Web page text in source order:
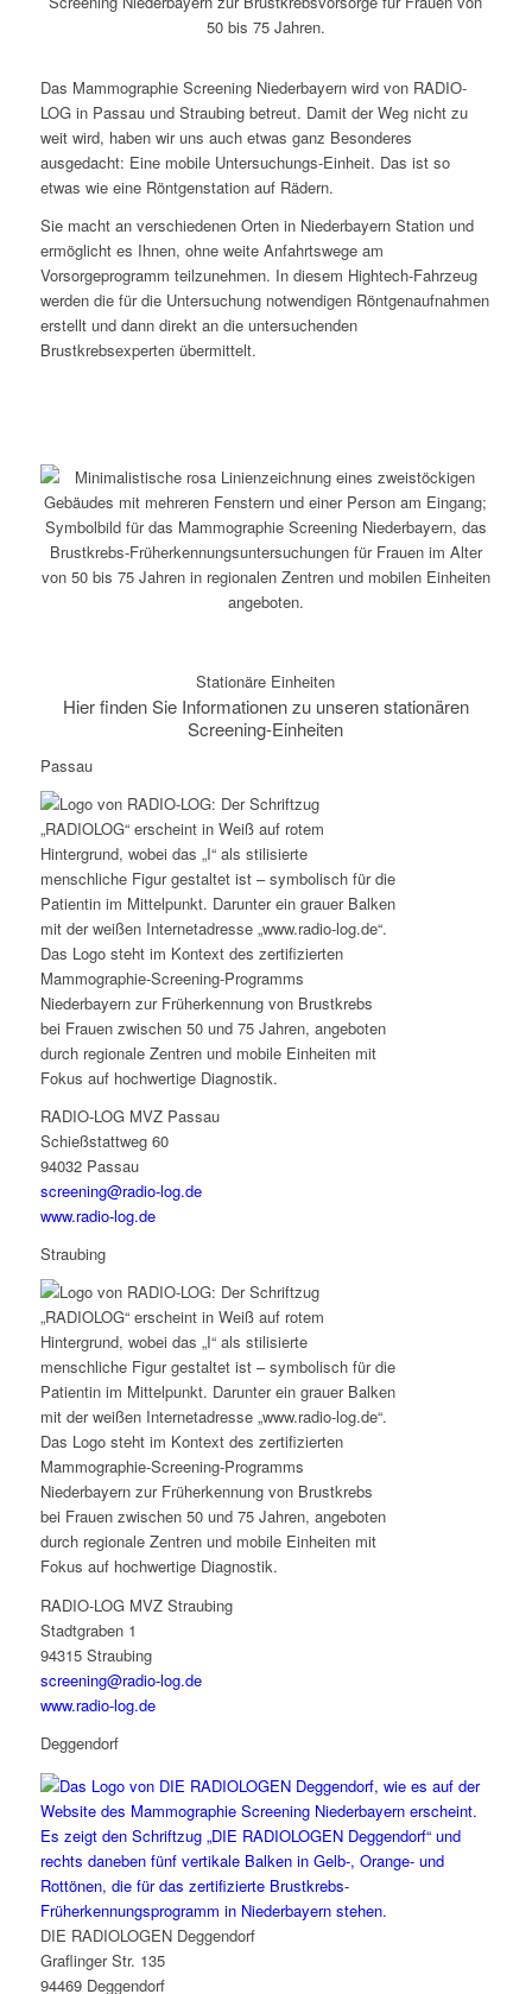
Das Mammographie Screening Niederbayern wird von RADIO-
LOG in Passau und Straubing betreut. Damit der Weg nicht zu
weit wird, haben wir uns auch etwas ganz Besonderes
ausgedacht: Eine mobile Untersuchungs-Einheit. Das ist so
etwas wie eine Röntgenstation auf Rädern.
Sie macht an verschiedenen Orten in Niederbayern Station und
ermöglicht es Ihnen, ohne weite Anfahrtswege am
Vorsorgeprogramm teilzunehmen. In diesem Hightech-Fahrzeug
werden die für die Untersuchung notwendigen Röntgenaufnahmen
erstellt und dann direkt an die untersuchenden
Brustkrebsexperten übermittelt.
Stationäre Einheiten
Hier finden Sie Informationen zu unseren stationären
Screening-Einheiten
Passau
RADIO-LOG MVZ Passau
Schießstattweg 60
94032 Passau
screening@radio-log.de
www.radio-log.de
Straubing
RADIO-LOG MVZ Straubing
Stadtgraben 1
94315 Straubing
screening@radio-log.de
www.radio-log.de
Deggendorf
DIE RADIOLOGEN Deggendorf
Graflinger Str. 135
94469 Deggendorf